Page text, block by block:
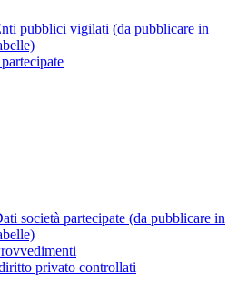
pubblici vigilati (da pubblicare in
società partecipate (da pubblicare in
privato controllati